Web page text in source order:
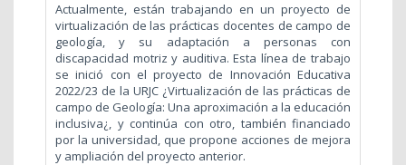
Actualmente, están trabajando en un proyecto de
virtualización de las prácticas docentes de campo de
geología, y su adaptación a personas con
discapacidad motriz y auditiva. Esta línea de trabajo
se inició con el proyecto de Innovación Educativa
2022/23 de la URJC ¿Virtualización de las prácticas de
campo de Geología: Una aproximación a la educación
inclusiva¿, y continúa con otro, también financiado
por la universidad, que propone acciones de mejora
y ampliación del proyecto anterior.